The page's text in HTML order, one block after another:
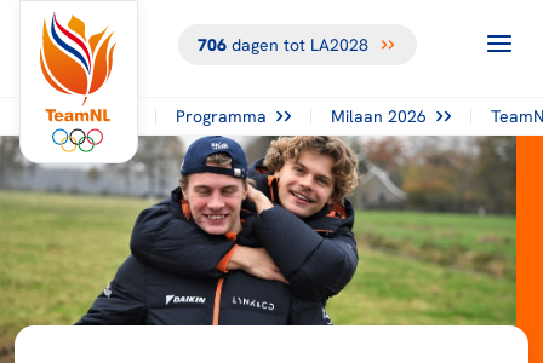
706dagen tot LA2028
Programma Milaan 2026